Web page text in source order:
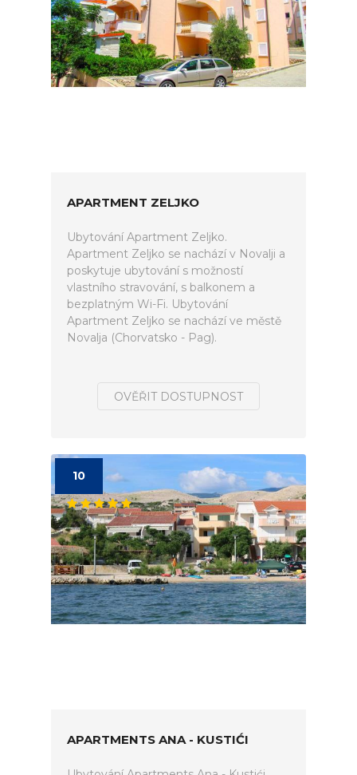
APARTMENT ZELJKO
Ubytování Apartment Zeljko.
Apartment Zeljko se nachází v Novalji a
poskytuje ubytování s možností
vlastního stravování, s balkonem a
bezplatným Wi-Fi. Ubytování
Apartment Zeljko se nachází ve městě
Novalja (Chorvatsko - Pag).
OVĚŘIT DOSTUPNOST
10
APARTMENTS ANA - KUSTIĆI